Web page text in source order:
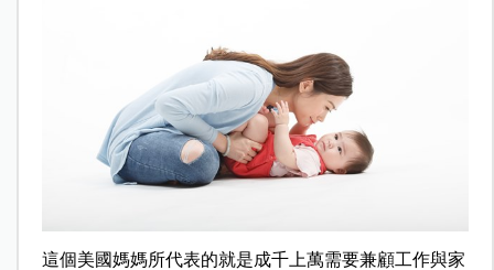
這個美國媽媽所代表的就是成千上萬需要兼顧工作與家